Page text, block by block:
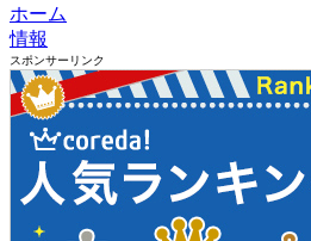
ホーム
情報
スポンサーリンク